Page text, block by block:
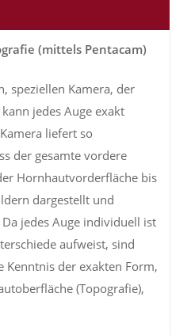
(mittels Pentacam)
speziellen Kamera, der
jedes Auge exakt
liefert so
der gesamte vordere
Hornhautvorderfläche bis
dargestellt und
jedes Auge individuell ist
aufweist, sind
Kenntnis der exakten Form,
(Topografie),